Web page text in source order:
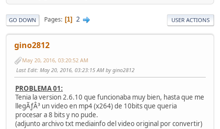
GO DOWN Pages 1 2 USER ACTIONS
gino2812
May 20, 2016, 03:20:52 AM
Last Edit: May 20, 2016, 03:23:15 AM by gino2812
PROBLEMA 01:
Tenia la version 2.6.10 que funcionaba muy bien, hasta que me
llegÃƒÂ³ un video en mp4 (x264) de 10bits que queria
procesar a 8 bits y no pude.
(adjunto archivo txt mediainfo del video original por convertir)